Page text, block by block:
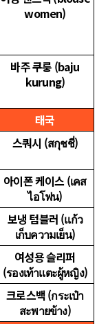
women)
바주 쿠룽 (baju
kurung)
태국
스쿼시 (สกุชชี่)
아이폰 케이스 (เคส
ไอโฟน)
보냉 텀블러 (แก้ว
เก็บความเย็น)
여성용 슬리퍼
(รองเท้าแตะผู้หญิง)
크로스백 (กระเป๋า
สะพายข้าง)